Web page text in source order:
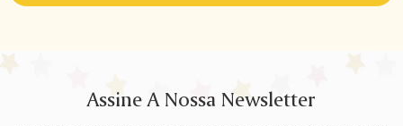
Assine A Nossa Newsletter